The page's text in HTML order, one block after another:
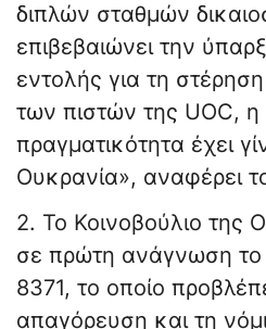
διπλών σταθμών
επιβεβαιώνει την
εντολής για τη
των πιστών της UOC, η
πραγματικότητα έχει
Ουκρανία», αναφέρει
2. Το Κοινοβούλιο της
σε πρώτη ανάγνωση το
8371, το οποίο
απαγόρευση και τη